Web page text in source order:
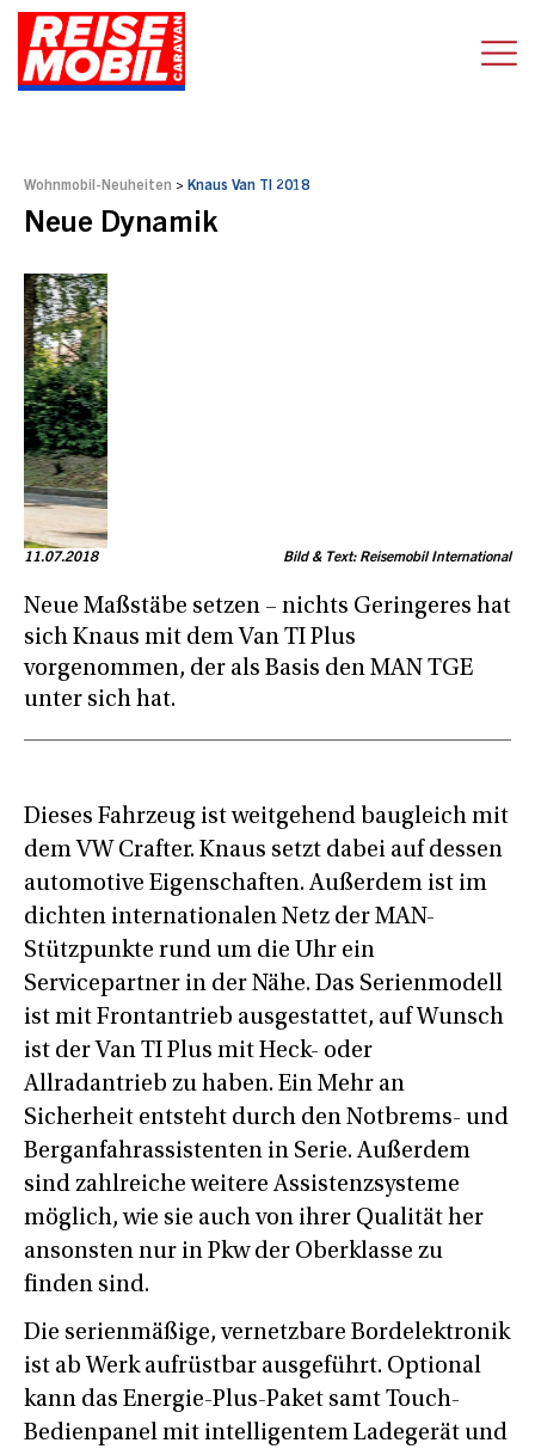
Wohnmobil-Neuheiten > Knaus Van TI 2018
Neue Dynamik
11.07.2018 Bild & Text: Reisemobil International
Neue Maßstäbe setzen – nichts Geringeres hat
sich Knaus mit dem Van TI Plus
vorgenommen, der als Basis den MAN TGE
unter sich hat.
Dieses Fahrzeug ist weitgehend baugleich mit
dem VW Crafter. Knaus setzt dabei auf dessen
automotive Eigenschaften. Außerdem ist im
dichten internationalen Netz der MAN-
Stützpunkte rund um die Uhr ein
Servicepartner in der Nähe. Das Serienmodell
ist mit Frontantrieb ausgestattet, auf Wunsch
ist der Van TI Plus mit Heck- oder
Allradantrieb zu haben. Ein Mehr an
Sicherheit entsteht durch den Notbrems- und
Berganfahrassistenten in Serie. Außerdem
sind zahlreiche weitere Assistenzsysteme
möglich, wie sie auch von ihrer Qualität her
ansonsten nur in Pkw der Oberklasse zu
finden sind.
Die serienmäßige, vernetzbare Bordelektronik
ist ab Werk aufrüstbar ausgeführt. Optional
kann das Energie-Plus-Paket samt Touch-
Bedienpanel mit intelligentem Ladegerät und